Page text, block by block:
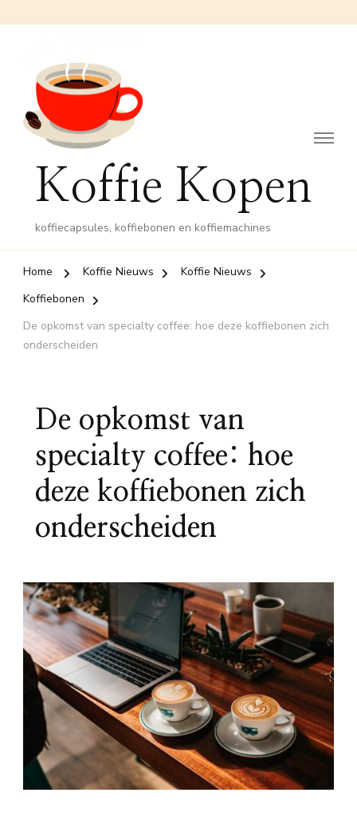
Koffie Kopen
koffiecapsules, koffiebonen en koffiemachines
Home Koffie Nieuws
Koffie Nieuws
Koffiebonen
De opkomst van specialty coffee: hoe deze koffiebonen zich
onderscheiden
De opkomst van
specialty coffee: hoe
deze koffiebonen zich
onderscheiden